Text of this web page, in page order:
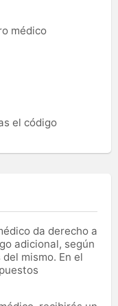
médico
el código
da derecho a
adicional, según
mismo. En el